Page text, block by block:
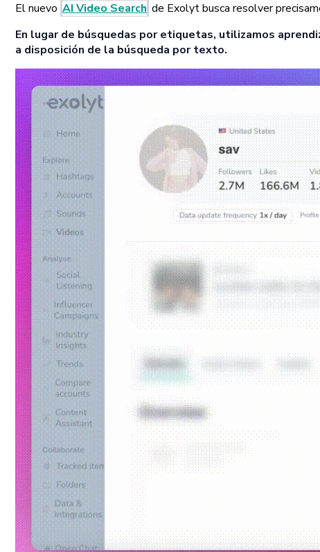
El nuevo AI Video Search de Exolyt busca resolver
En lugar de búsquedas por etiquetas, utilizamos
a disposición de la búsqueda por texto.